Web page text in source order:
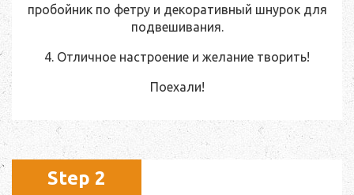
пробойник по фетру и декоративный шнурок для
подвешивания.
4. Отличное настроение и желание творить!
Поехали!
Step 2